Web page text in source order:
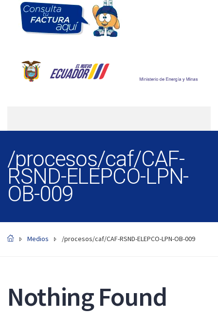
/procesos/caf/CAF-
RSND-ELEPCO-LPN-
OB-009
Medios /procesos/caf/CAF-RSND-ELEPCO-LPN-OB-009
Nothing Found